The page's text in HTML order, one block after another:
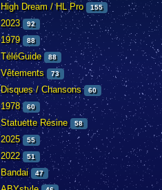
High Dream / HL Pro 155
2023 92
1979 88
TéléGuide 88
Vêtements 73
Disques / Chansons 60
1978 60
Statuette Résine 58
2025 55
2022 51
Bandai 47